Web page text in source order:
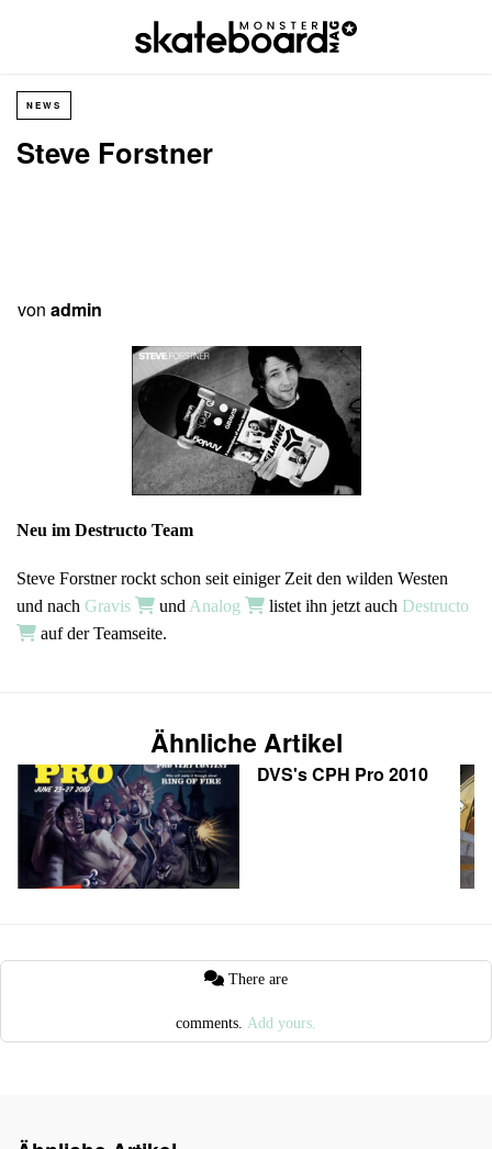
NEWS
Steve Forstner
von admin
Neu im Destructo Team
Steve Forstner rockt schon seit einiger Zeit den wilden Westen
und nach Gravis und Analog listet ihn jetzt auch Destructo
auf der Teamseite.
Ähnliche Artikel
DVS's CPH Pro 2010
comments. Add yours.